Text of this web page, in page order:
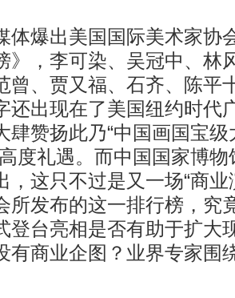
爆出美国国际美术家协
》，李可染、吴冠中、林
曾、贾又福、石齐、陈平
还出现在了美国纽约时代
肆赞扬此乃“中国画国宝级
度礼遇。而中国国家博
，这只不过是又一场“商业
所发布的这一排行榜，究
登台亮相是否有助于扩大
有商业企图？业界专家围